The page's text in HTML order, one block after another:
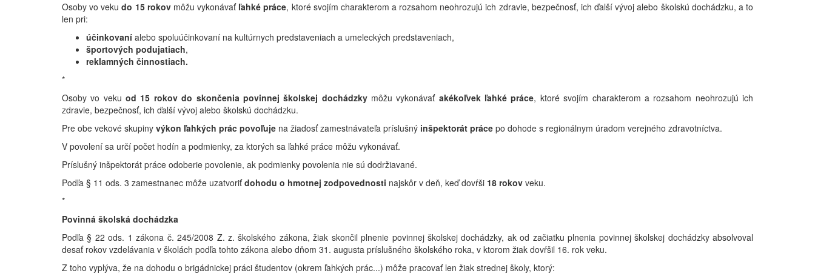
Osoby vo vekudo 15 rokovmôžu vykonávať ľahké práce, ktoré svojím charakterom a rozsahom neohrozujú ich zdravie, bezpečnosť, ich ďalší vývoj alebo školskú dochádzku, a to
len pri:
účinkovaní alebo spoluúčinkovaní na kultúrnych predstaveniach a umeleckých predstaveniach,
športových podujatiach,
reklamných činnostiach.
*
Osoby vo vekuod 15 rokov do skončenia povinnej školskej dochádzkymôžu vykonávať akékoľvek ľahké práce, ktoré svojím charakterom a rozsahom neohrozujú ich
zdravie, bezpečnosť, ich ďalší vývoj alebo školskú dochádzku.
Pre obe vekové skupiny výkon ľahkých prác povoľuje na žiadosť zamestnávateľa príslušný inšpektorát práce po dohode s regionálnym úradom verejného zdravotníctva.
V povolení sa určí počet hodín a podmienky, za ktorých sa ľahké práce môžu vykonávať.
Príslušný inšpektorát práce odoberie povolenie, ak podmienky povolenia nie sú dodržiavané.
Podľa § 11 ods. 3 zamestnanec môže uzatvoriťdohodu o hmotnej zodpovednosti najskôr v deň, keď dovŕši 18 rokov veku.
*
Povinná školská dochádzka
Podľa § 22 ods. 1 zákona č. 245/2008 Z. z. školského zákona, žiak skončil plnenie povinnej školskej dochádzky, ak od začiatku plnenia povinnej školskej dochádzky absolvoval
desať rokov vzdelávania v školách podľa tohto zákona alebo dňom 31. augusta príslušného školského roka, v ktorom žiak dovŕšil 16. rok veku.
Z toho vyplýva, že na dohodu o brigádnickej práci študentov (okrem ľahkých prác...) môže pracovať len žiak strednej školy, ktorý: